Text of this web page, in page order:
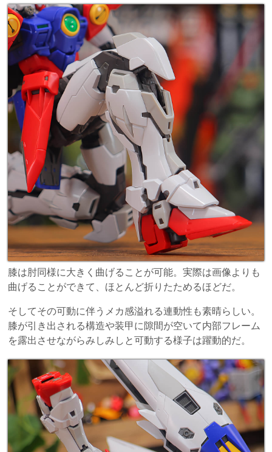
膝は肘同様に大きく曲げることが可能。実際は画像よりも
曲げることができて、ほとんど折りたためるほどだ。
そしてその可動に伴うメカ感溢れる連動性も素晴らしい。
膝が引き出される構造や装甲に隙間が空いて内部フレーム
を露出させながらみしみしと可動する様子は躍動的だ。